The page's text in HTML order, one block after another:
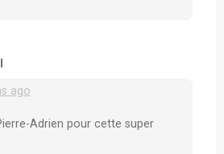
ago
Adrien pour cette super